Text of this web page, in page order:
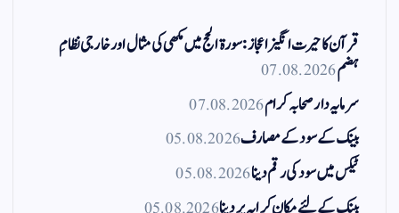
قرآن کا حیرت انگیز اعجاز: سورۃ الحج میں مکھی کی مثال اور خارجی نظامِ
ہضم07.08.2026
سرمایہ دار صحابہ کرام07.08.2026
بینک کے سود کے مصارف05.08.2026
ٹیکس میں سود کی رقم دینا05.08.2026